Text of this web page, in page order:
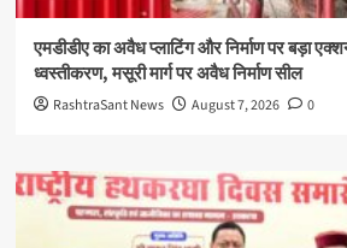
एमडीडीए का अवैध प्लाटिंग और निर्माण पर बड़ा
ध्वस्तीकरण, मसूरी मार्ग पर अवैध निर्माण सील
RashtraSant News August 7, 2026 0